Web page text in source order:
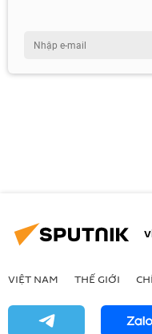
VIỆT NAM THẾ GIỚI